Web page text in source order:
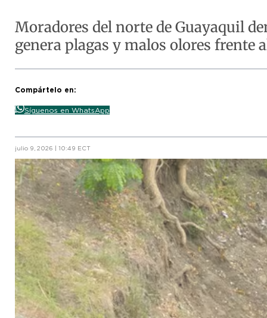
Moradores del norte de Guayaquil
genera plagas y malos olores frente
Compártelo en:
Síguenos en WhatsApp
julio 9, 2026 | 10:49 ECT